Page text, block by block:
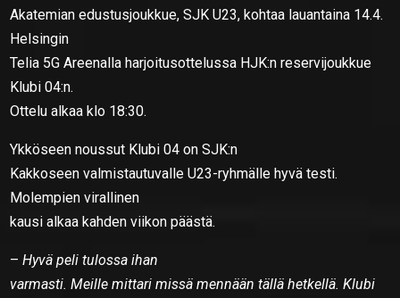
Akatemian edustusjoukkue, SJK U23, kohtaa lauantaina 14.4.
Helsingin
Telia 5G Areenalla harjoitusottelussa HJK:n reservijoukkue
Klubi 04:n.
Ottelu alkaa klo 18:30.
Ykköseen noussut Klubi 04 on SJK:n
Kakkoseen valmistautuvalle U23-ryhmälle hyvä testi.
Molempien virallinen
kausi alkaa kahden viikon päästä.
–Hyvä peli tulossa ihan
varmasti. Meille mittari missä mennään tällä hetkellä. Klubi